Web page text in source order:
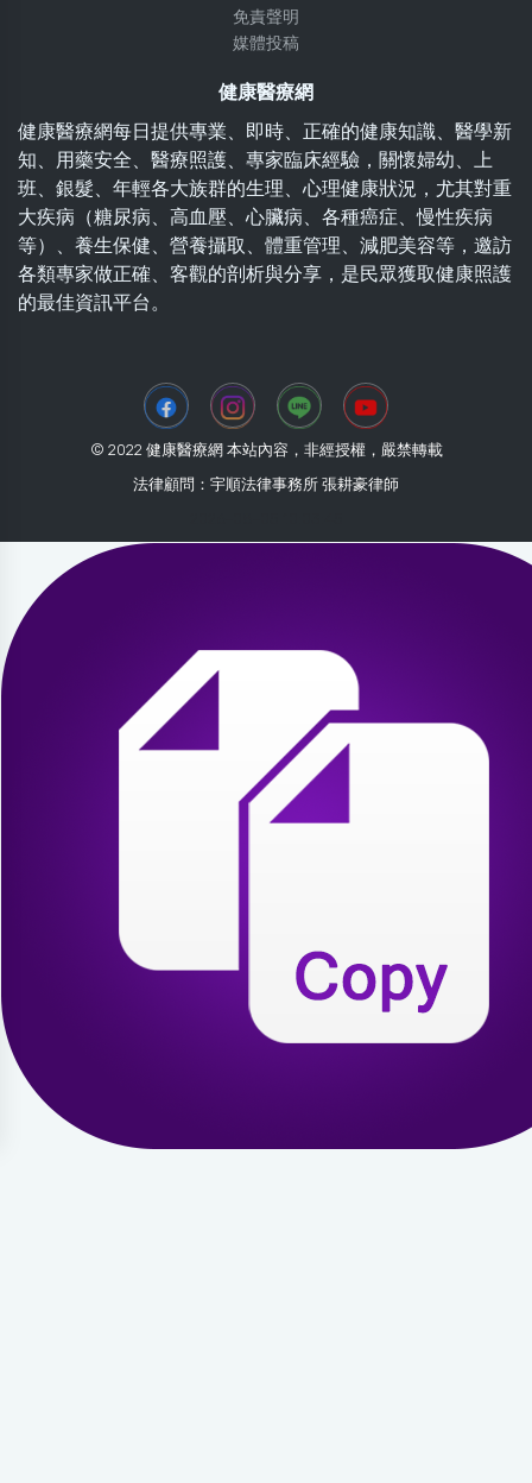
免責聲明
媒體投稿
健康醫療網
健康醫療網每日提供專業、即時、正確的健康知識、醫學新
知、用藥安全、醫療照護、專家臨床經驗，關懷婦幼、上
班、銀髮、年輕各大族群的生理、心理健康狀況，尤其對重
大疾病（糖尿病、高血壓、心臟病、各種癌症、慢性疾病
等）、養生保健、營養攝取、體重管理、減肥美容等，邀訪
各類專家做正確、客觀的剖析與分享，是民眾獲取健康照護
的最佳資訊平台。
© 2022 健康醫療網 本站內容，非經授權，嚴禁轉載
法律顧問：宇順法律事務所 張耕豪律師